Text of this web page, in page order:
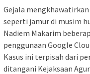
Gejala
seperti jamur di musim
Nadiem Makarim
penggunaan Google
Kasus ini terpisah dari
ditangani Kejaksaan